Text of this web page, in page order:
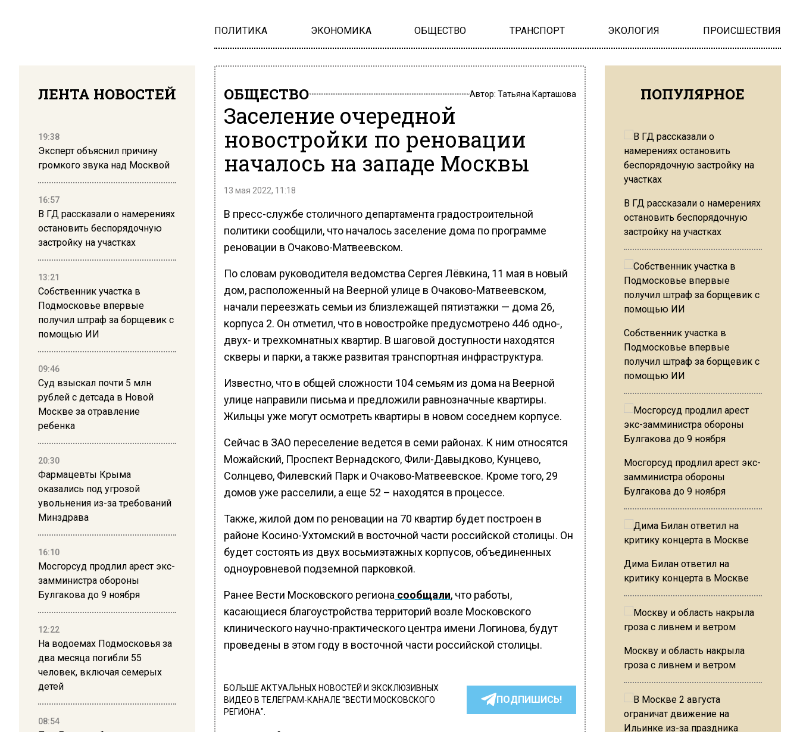
ПОЛИТИКА ЭКОНОМИКА ОБЩЕСТВО ТРАНСПОРТ ЭКОЛОГИЯ ПРОИСШЕСТВИЯ
ЛЕНТА НОВОСТЕЙ
19:38
Эксперт объяснил причину
громкого звука над Москвой
16:57
В ГД рассказали о намерениях
остановить беспорядочную
застройку на участках
13:21
Собственник участка в
Подмосковье впервые
получил штраф за борщевик с
помощью ИИ
09:46
Суд взыскал почти 5 млн
рублей с детсада в Новой
Москве за отравление
ребенка
20:30
Фармацевты Крыма
оказались под угрозой
увольнения из-за требований
Минздрава
16:10
Мосгорсуд продлил арест экс-
замминистра обороны
Булгакова до 9 ноября
12:22
На водоемах Подмосковья за
два месяца погибли 55
человек, включая семерых
детей
08:54
ОБЩЕСТВО Автор: Татьяна Карташова
Заселение очередной
новостройки по реновации
началось на западе Москвы
13 мая 2022, 11:18
В пресс-службе столичного департамента градостроительной
политики сообщили, что началось заселение дома по программе
реновации в Очаково-Матвеевском.
По словам руководителя ведомства Сергея Лёвкина, 11 мая в новый
дом, расположенный на Веерной улице в Очаково-Матвеевском,
начали переезжать семьи из близлежащей пятиэтажки — дома 26,
корпуса 2. Он отметил, что в новостройке предусмотрено 446 одно-,
двух- и трехкомнатных квартир. В шаговой доступности находятся
скверы и парки, а также развитая транспортная инфраструктура.
Известно, что в общей сложности 104 семьям из дома на Веерной
улице направили письма и предложили равнозначные квартиры.
Жильцы уже могут осмотреть квартиры в новом соседнем корпусе.
Сейчас в ЗАО переселение ведется в семи районах. К ним относятся
Можайский, Проспект Вернадского, Фили-Давыдково, Кунцево,
Солнцево, Филевский Парк и Очаково-Матвеевское. Кроме того, 29
домов уже расселили, а еще 52 – находятся в процессе.
Также, жилой дом по реновации на 70 квартир будет построен в
районе Косино-Ухтомский в восточной части российской столицы. Он
будет состоять из двух восьмиэтажных корпусов, объединенных
одноуровневой подземной парковкой.
Ранее Вести Московского региона сообщали, что работы,
касающиеся благоустройства территорий возле Московского
клинического научно-практического центра имени Логинова, будут
проведены в этом году в восточной части российской столицы.
БОЛЬШЕ АКТУАЛЬНЫХ НОВОСТЕЙ И ЭКСКЛЮЗИВНЫХ
ВИДЕО В ТЕЛЕГРАМ-КАНАЛЕ "ВЕСТИ МОСКОВСКОГО
РЕГИОНА".
ПОДПИШИСЬ!
ПОПУЛЯРНОЕ
В ГД рассказали о намерениях
остановить беспорядочную
застройку на участках
Собственник участка в
Подмосковье впервые
получил штраф за борщевик с
помощью ИИ
Мосгорсуд продлил арест экс-
замминистра обороны
Булгакова до 9 ноября
Дима Билан ответил на
критику концерта в Москве
Москву и область накрыла
гроза с ливнем и ветром